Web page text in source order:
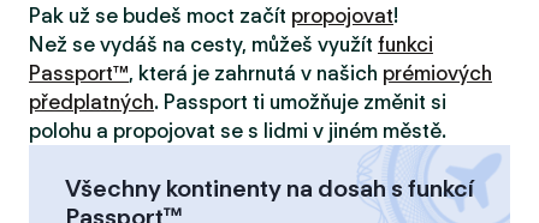
Pak už se budeš moct začít propojovat!
Než se vydáš na cesty, můžeš využít funkci
Passport™, která je zahrnutá v našich prémiových
předplatných. Passport ti umožňuje změnit si
polohu a propojovat se s lidmi v jiném městě.
Všechny kontinenty na dosah s funkcí
Passport™